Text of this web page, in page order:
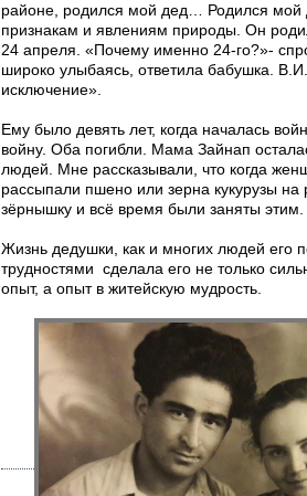
районе, родился мой дед… Родился мой
признакам и явлениям природы. Он
24 апреля. «Почему именно 24-го?»-
широко улыбаясь, ответила бабушка.
исключение».
Ему было девять лет, когда началась
войну. Оба погибли. Мама Зайнап
людей. Мне рассказывали, что когда
рассыпали пшено или зерна кукурузы
зёрнышку и всё время были заняты этим.
Жизнь дедушки, как и многих людей его
трудностями сделала его не только
опыт, а опыт в житейскую мудрость.